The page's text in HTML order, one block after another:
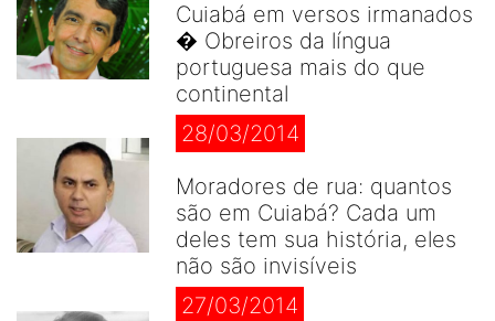
Cuiabá em versos irmanados
� Obreiros da língua
portuguesa mais do que
continental
28/03/2014
Moradores de rua: quantos
são em Cuiabá? Cada um
deles tem sua história, eles
não são invisíveis
27/03/2014